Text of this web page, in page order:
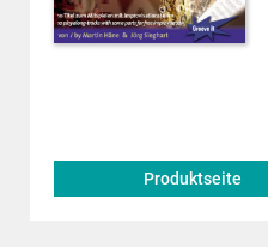
Produktseite